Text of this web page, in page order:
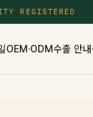
REGISTERED
OEM·ODM수출 안내